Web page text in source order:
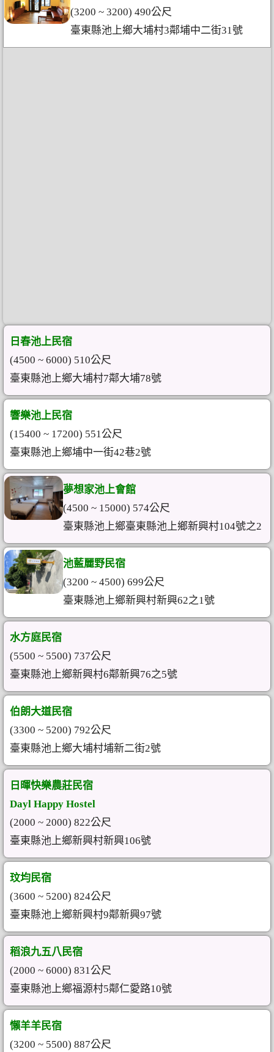
(3200 ~ 3200) 490公尺
臺東縣池上鄉大埔村3鄰埔中二街31號
日春池上民宿
(4500 ~ 6000) 510公尺
臺東縣池上鄉大埔村7鄰大埔78號
響樂池上民宿
(15400 ~ 17200) 551公尺
臺東縣池上鄉埔中一街42巷2號
夢想家池上會館
(4500 ~ 15000) 574公尺
臺東縣池上鄉臺東縣池上鄉新興村104號之2
池藍麗野民宿
(3200 ~ 4500) 699公尺
臺東縣池上鄉新興村新興62之1號
水方庭民宿
(5500 ~ 5500) 737公尺
臺東縣池上鄉新興村6鄰新興76之5號
伯朗大道民宿
(3300 ~ 5200) 792公尺
臺東縣池上鄉大埔村埔新二街2號
日暉快樂農莊民宿
Dayl Happy Hostel
(2000 ~ 2000) 822公尺
臺東縣池上鄉新興村新興106號
玟均民宿
(3600 ~ 5200) 824公尺
臺東縣池上鄉新興村9鄰新興97號
稻浪九五八民宿
(2000 ~ 6000) 831公尺
臺東縣池上鄉福源村5鄰仁愛路10號
懶羊羊民宿
(3200 ~ 5500) 887公尺